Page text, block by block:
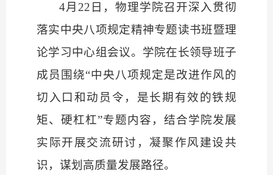
4月22日，物理学院召开深入贯彻
落实中央八项规定精神专题读书班暨理
论学习中心组会议。学院在长领导班子
成员围绕“中央八项规定是改进作风的
切入口和动员令，是长期有效的铁规
矩、硬杠杠”专题内容，结合学院发展
实际开展交流研讨，凝聚作风建设共
识，谋划高质量发展路径。